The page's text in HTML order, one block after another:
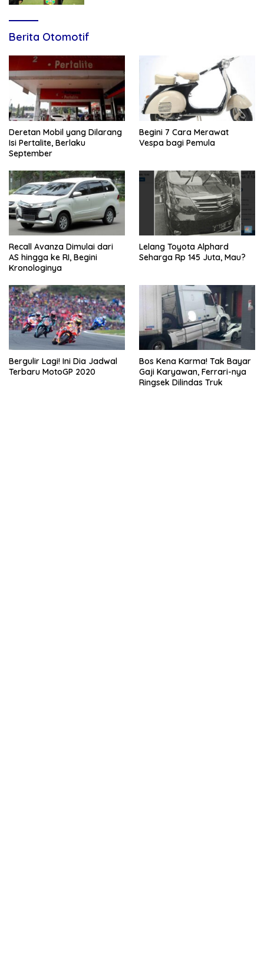
Berita Otomotif
Deretan Mobil yang Dilarang
Isi Pertalite, Berlaku
September
Begini 7 Cara Merawat
Vespa bagi Pemula
Recall Avanza Dimulai dari
AS hingga ke RI, Begini
Kronologinya
Lelang Toyota Alphard
Seharga Rp 145 Juta, Mau?
Bergulir Lagi! Ini Dia Jadwal
Terbaru MotoGP 2020
Bos Kena Karma! Tak Bayar
Gaji Karyawan, Ferrari-nya
Ringsek Dilindas Truk